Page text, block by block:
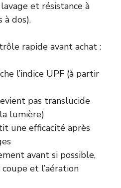
et résistance à
à dos).
rapide avant achat :
l’indice UPF (à partir
pas translucide
lumière)
une efficacité après
avant si possible,
et l’aération